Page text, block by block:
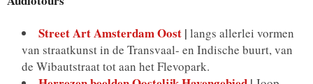
Street Art Amsterdam Oost | langs allerlei vormen
van straatkunst in de Transvaal- en Indische buurt, van
de Wibautstraat tot aan het Flevopark.